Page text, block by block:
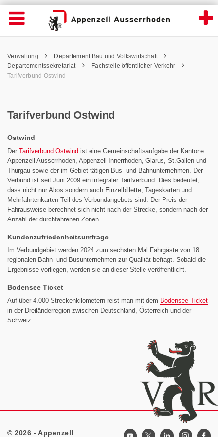
Tarifverbund Ostwind - Appenzell
Wichtige
Seiten
Home
Inhalt
Kontakt
Sitemap
Navigation öffnen
Inhalt
Pfadnavigation
Verwaltung
Departement Bau und Volkswirtschaft
Departementssekretariat
Fachstelle öffentlicher Verkehr
Tarifverbund Ostwind
Tarifverbund Ostwind
Ostwind
Der Tarifverbund Ostwind ist eine Gemeinschaftsaufgabe der Kantone
Appenzell Ausserrhoden, Appenzell Innerrhoden, Glarus, St.Gallen und
Thurgau sowie der im Gebiet tätigen Bus- und Bahnunternehmen. Der
Verbund ist seit Juni 2009 ein integraler Tarifverbund. Dies bedeutet,
dass nicht nur Abos sondern auch Einzelbillette, Tageskarten und
Mehrfahrtenkarten Teil des Verbundangebots sind. Der Preis der
Fahrausweise berechnet sich nicht nach der Strecke, sondern nach der
Anzahl der durchfahrenen Zonen.
Kundenzufriedenheitsumfrage
Im Verbundgebiet werden 2024 zum sechsten Mal Fahrgäste von 18
regionalen Bahn- und Busunternehmen zur Qualität befragt. Sobald die
Ergebnisse vorliegen, werden sie an dieser Stelle veröffentlicht.
Bodensee Ticket
Auf über 4.000 Streckenkilometern reist man mit dem Bodensee Ticket
in der Dreiländerregion zwischen Deutschland, Österreich und der
Schweiz.
© 2026 - Appenzell